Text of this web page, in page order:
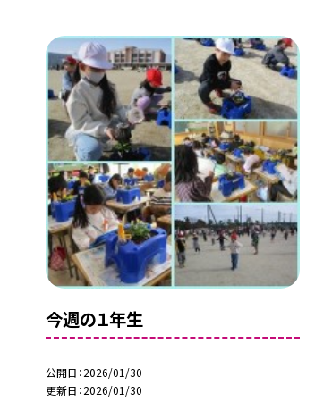
今週の１年生
公開日 2026/01/30
更新日 2026/01/30